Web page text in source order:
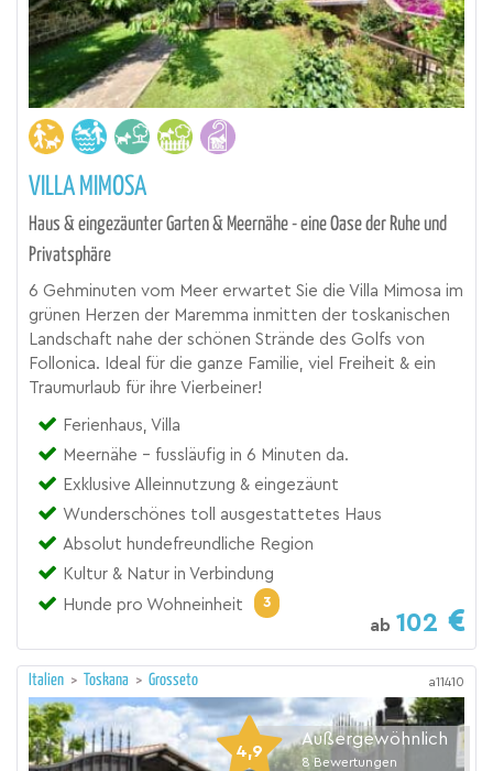
VILLA MIMOSA
Haus & eingezäunter Garten & Meernähe - eine Oase der Ruhe und
Privatsphäre
6 Gehminuten vom Meer erwartet Sie die Villa Mimosa im
grünen Herzen der Maremma inmitten der toskanischen
Landschaft nahe der schönen Strände des Golfs von
Follonica. Ideal für die ganze Familie, viel Freiheit & ein
Traumurlaub für ihre Vierbeiner!
Ferienhaus, Villa
Meernähe - fussläufig in 6 Minuten da.
Exklusive Alleinnutzung & eingezäunt
Wunderschönes toll ausgestattetes Haus
Absolut hundefreundliche Region
Kultur & Natur in Verbindung
Hunde pro Wohneinheit
3
ab 102
Italien > Toskana > Grosseto a11410
4,9
Außergewöhnlich
8 Bewertungen